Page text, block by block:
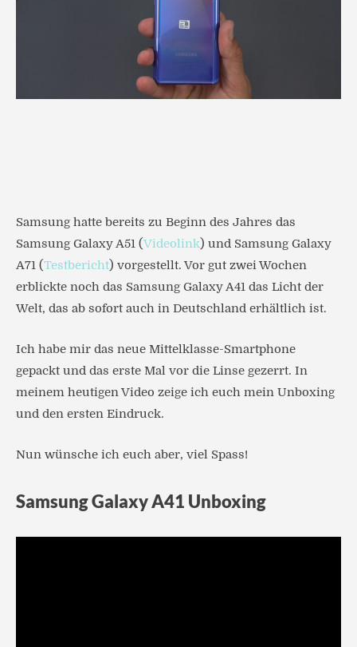
Samsung hatte bereits zu Beginn des Jahres das
Samsung Galaxy A51 (Videolink) und Samsung Galaxy
A71 (Testbericht) vorgestellt. Vor gut zwei Wochen
erblickte noch das Samsung Galaxy A41 das Licht der
Welt, das ab sofort auch in Deutschland erhältlich ist.
Ich habe mir das neue Mittelklasse-Smartphone
gepackt und das erste Mal vor die Linse gezerrt. In
meinem heutigen Video zeige ich euch mein Unboxing
und den ersten Eindruck.
Nun wünsche ich euch aber, viel Spass!
Samsung Galaxy A41 Unboxing